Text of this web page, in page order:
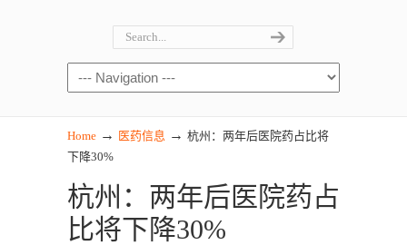
Home → 医药信息 → 杭州：两年后医院药占比将
下降30%
杭州：两年后医院药占
比将下降30%